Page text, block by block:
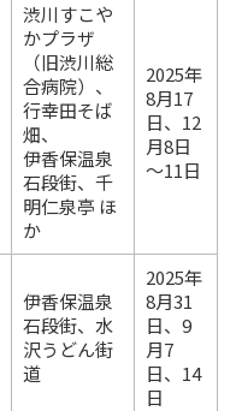
渋川すこや
かプラザ
（旧渋川総
合病院）、
行幸田そば
畑、
伊香保温泉
石段街、千
明仁泉亭 ほ
か
2025年
8月17
日、12
月8日
～11日
伊香保温泉
石段街、水
沢うどん街
道
2025年
8月31
日、9
月7
日、14
日